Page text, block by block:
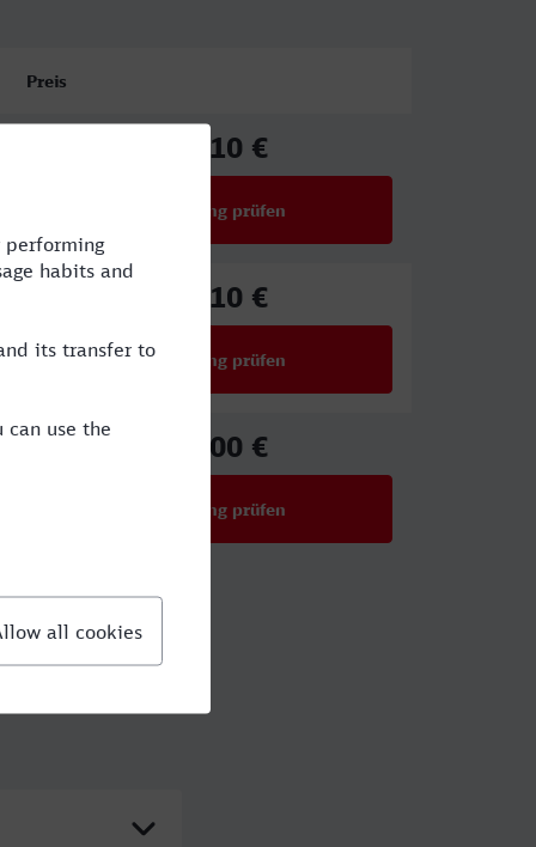
Preis
61,10 €
Verbindung prüfen
61,10 €
Verbindung prüfen
51,00 €
Verbindung prüfen